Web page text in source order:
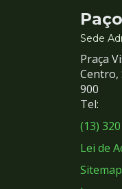
e
Sede
Praça
Centro,
900
Tel:
(13)
Lei de
Sitemap